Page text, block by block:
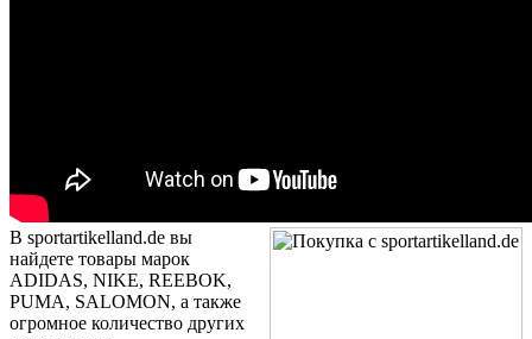
В sportartikelland.de вы
найдете товары марок
ADIDAS, NIKE, REEBOK,
PUMA, SALOMON, а также
огромное количество других